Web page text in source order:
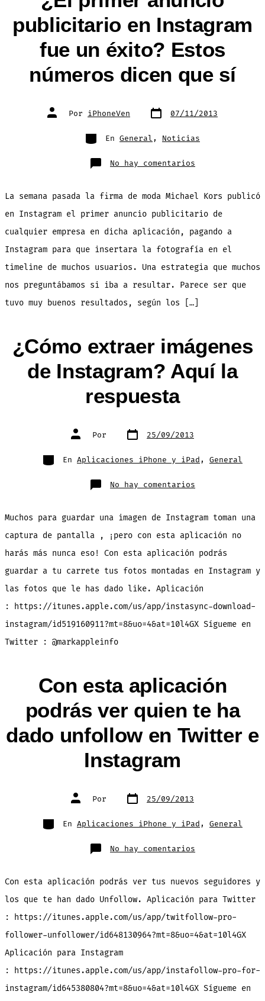
publicitario en Instagram
fue un éxito? Estos
números dicen que sí
Autor
de Por iPhoneVen Fecha
de 07/11/2013
Categorías
En General , Noticias
No hay comentarios
¿El
publicitario
en
fue
un
éxito?
Estos
dicen
que
sí
La semana pasada la firma de moda Michael Kors publicó
en Instagram el primer anuncio publicitario de
cualquier empresa en dicha aplicación, pagando a
Instagram para que insertara la fotografía en el
timeline de muchos usuarios. Una estrategia que muchos
nos preguntábamos si iba a resultar. Parece ser que
tuvo muy buenos resultados, según los […]
¿Cómo extraer imágenes
de Instagram? Aquí la
respuesta
Autor
de Por Fecha
de 25/09/2013
Categorías
En Aplicaciones iPhone y iPad , General
No hay comentarios
¿Cómo
Instagram?
la
respuesta
Muchos para guardar una imagen de Instagram toman una
captura de pantalla , ¡pero con esta aplicación no
harás más nunca eso! Con esta aplicación podrás
guardar a tu carrete tus fotos montadas en Instagram y
las fotos que le has dado like. Aplicación
: https://itunes.apple.com/us/app/instasync-download-
instagram/id519160911?mt=8&uo=4&at=10l4GX Sígueme en
Twitter : @markappleinfo
Con esta aplicación
podrás ver quien te ha
dado unfollow en Twitter e
Instagram
Autor
de Por Fecha
de 25/09/2013
Categorías
En Aplicaciones iPhone y iPad , General
No hay comentarios
Con
ver
te
ha
dado
unfollow
Twitter
e
Con esta aplicación podrás ver tus nuevos seguidores y
los que te han dado Unfollow. Aplicación para Twitter
: https://itunes.apple.com/us/app/twitfollow-pro-
follower-unfollower/id648130964?mt=8&uo=4&at=10l4GX
Aplicación para Instagram
: https://itunes.apple.com/us/app/instafollow-pro-for-
instagram/id645380804?mt=8&uo=4&at=10l4GX Sígueme en